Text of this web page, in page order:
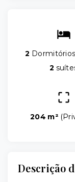
2
2
204 m² (
Descrição